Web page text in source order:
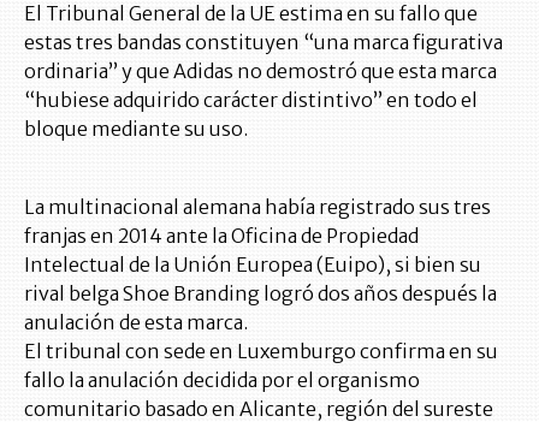
El Tribunal General de la UE estima en su fallo que
estas tres bandas constituyen “una marca figurativa
ordinaria” y que Adidas no demostró que esta marca
“hubiese adquirido carácter distintivo” en todo el
bloque mediante su uso.
La multinacional alemana había registrado sus tres
franjas en 2014 ante la Oficina de Propiedad
Intelectual de la Unión Europea (Euipo), si bien su
rival belga Shoe Branding logró dos años después la
anulación de esta marca.
El tribunal con sede en Luxemburgo confirma en su
fallo la anulación decidida por el organismo
comunitario basado en Alicante, región del sureste